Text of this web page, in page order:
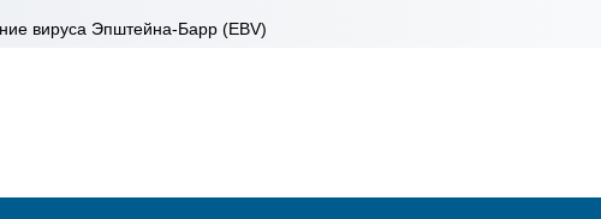
вируса Эпштейна-Барр (EBV)